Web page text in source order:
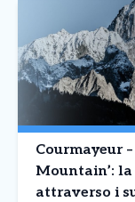
Courmayeur
Mountain’:
attraverso i